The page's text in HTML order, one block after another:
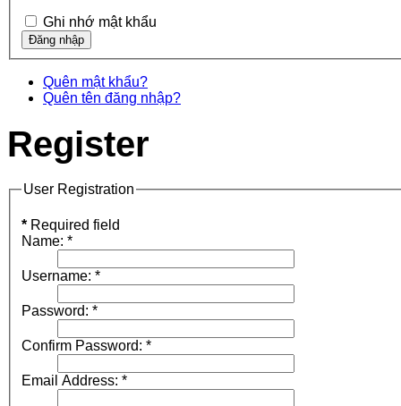
Ghi nhớ mật khẩu
Quên mật khẩu?
Quên tên đăng nhập?
Register
User Registration
* Required field
Name: *
Username: *
Password: *
Confirm Password: *
Email Address: *